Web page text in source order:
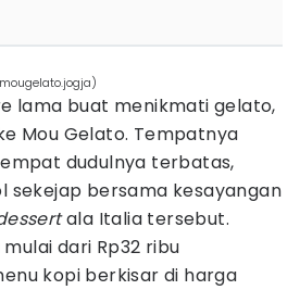
lama buat menikmati gelato,
Mou Gelato. Tempatnya
dudulnya terbatas,
sekejap bersama kesayangan
ala Italia tersebut.
dari Rp32 ribu
kopi berkisar di harga